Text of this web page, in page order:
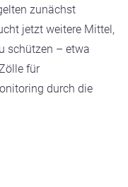
zunächst
jetzt weitere Mittel,
schützen – etwa
für
durch die